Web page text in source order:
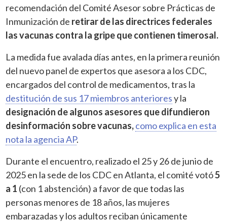
recomendación del Comité Asesor sobre Prácticas de
Inmunización de retirar de las directrices federales
las vacunas contra la gripe que contienen timerosal.
La medida fue avalada días antes, en la primera reunión
del nuevo panel de expertos que asesora a los CDC,
encargados del control de medicamentos, tras la
destitución de sus 17 miembros anterioresy la
designación de algunos asesores que difundieron
desinformación sobre vacunas,como explica en esta
nota la agencia AP.
Durante el encuentro, realizado el 25 y 26 de junio de
2025 en la sede de los CDC en Atlanta, el comité votó5
a 1 (con 1 abstención) a favor de que todas las
personas menores de 18 años, las mujeres
embarazadas y los adultos reciban únicamente